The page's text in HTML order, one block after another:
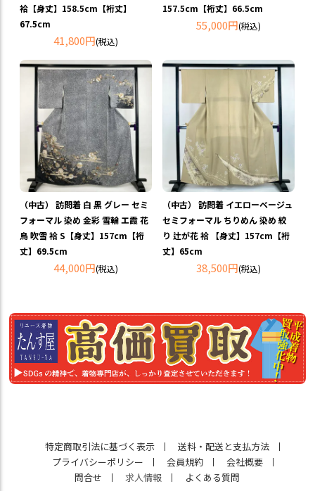
袷【身丈】158.5cm【裄丈】
67.5cm
41,800円(税込)
157.5cm【裄丈】66.5cm
55,000円(税込)
（中古） 訪問着 白 黒 グレー セミ
フォーマル 染め 金彩 雪輪 エ霞 花
鳥 吹雪 袷 S【身丈】157cm【裄
丈】69.5cm
44,000円(税込)
（中古） 訪問着 イエローベージュ
セミフォーマル ちりめん 染め 絞
り 辻が花 袷 【身丈】157cm【裄
丈】65cm
38,500円(税込)
特定商取引法に基づく表示
送料・配送と支払方法
プライバシーポリシー
会員規約
会社概要
問合せ
求人情報 よくある質問